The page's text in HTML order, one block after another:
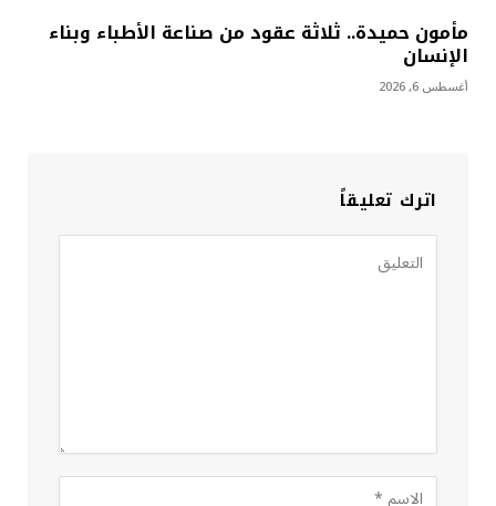
مأمون حميدة.. ثلاثة عقود من صناعة الأطباء وبناء
الإنسان
أغسطس 6, 2026
اترك تعليقاً